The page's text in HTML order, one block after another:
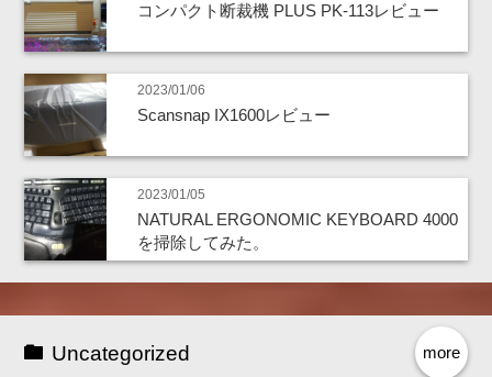
コンパクト断裁機 PLUS PK-113レビュー
2023/01/06
Scansnap IX1600レビュー
2023/01/05
NATURAL ERGONOMIC KEYBOARD 4000
を掃除してみた。
more
Uncategorized